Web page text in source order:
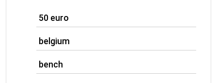
50 euro
belgium
bench